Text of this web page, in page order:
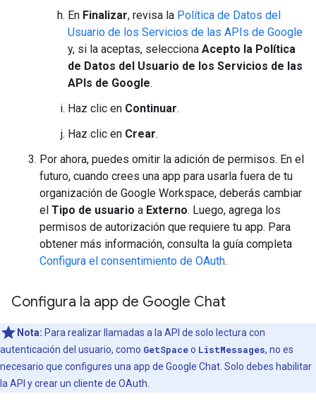
En Finalizar, revisa la Política de Datos del
Usuario de los Servicios de las APIs de Google
y, si la aceptas, selecciona Acepto la Política
de Datos del Usuario de los Servicios de las
APIs de Google.
Haz clic en Continuar.
Haz clic en Crear.
Por ahora, puedes omitir la adición de permisos. En el
futuro, cuando crees una app para usarla fuera de tu
organización de Google Workspace, deberás cambiar
el Tipo de usuario a Externo. Luego, agrega los
permisos de autorización que requiere tu app. Para
obtener más información, consulta la guía completa
Configura el consentimiento de OAuth.
Configura la app de Google Chat
Nota: Para realizar llamadas a la API de solo lectura con
autenticación del usuario, como GetSpaceo ListMessages, no es
necesario que configures una app de Google Chat. Solo debes habilitar
la API y crear un cliente de OAuth.